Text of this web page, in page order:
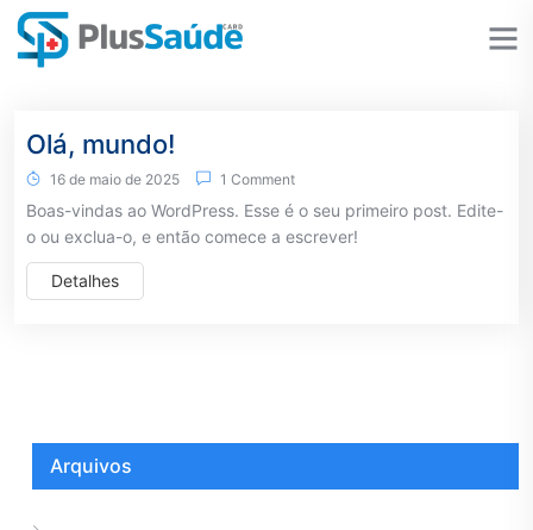
Olá, mundo!
16 de maio de 2025 1 Comment
Boas-vindas ao WordPress. Esse é o seu primeiro post. Edite-
o ou exclua-o, e então comece a escrever!
Detalhes
Arquivos